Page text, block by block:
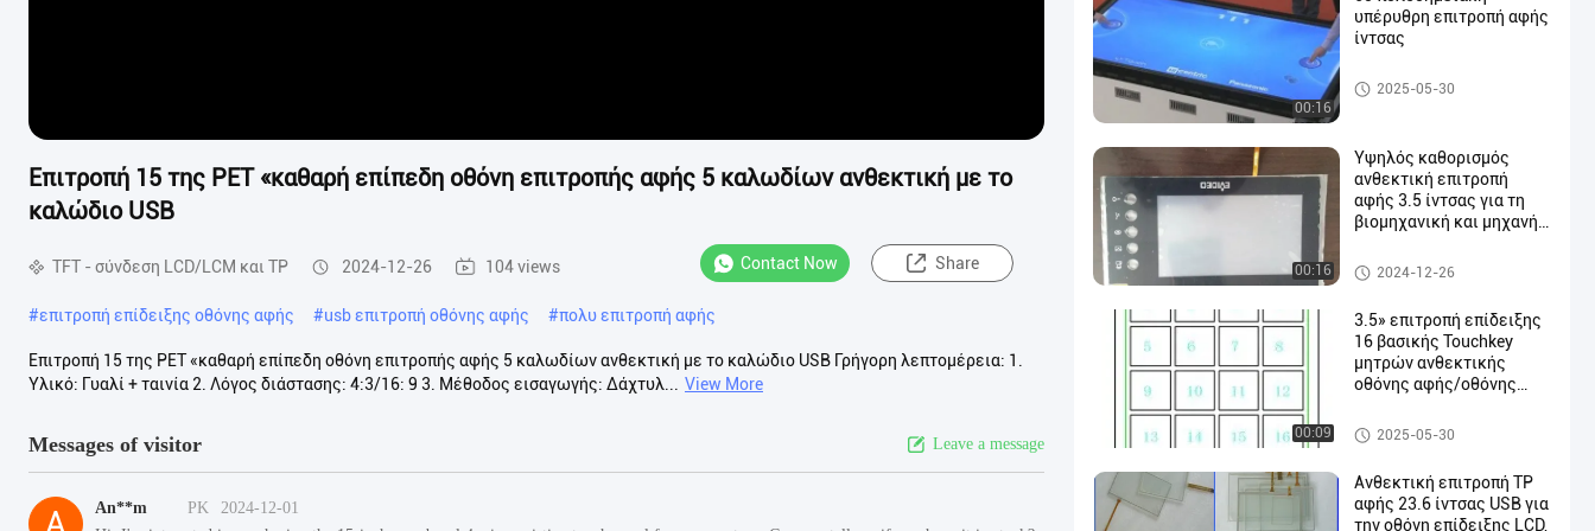
Επιτροπή 15 της PET «καθαρή επίπεδη οθόνη επιτροπής αφής 5 καλωδίων ανθεκτική με το
καλώδιο USB
TFT - σύνδεση LCD/LCM και TP 2024-12-26 104 views Contact Now Share
#επιτροπή επίδειξης οθόνης αφής #usb επιτροπή οθόνης αφής #πολυ επιτροπή αφής
Επιτροπή 15 της PET «καθαρή επίπεδη οθόνη επιτροπής αφής 5 καλωδίων ανθεκτική με το καλώδιο USB Γρήγορη λεπτομέρεια: 1.
Υλικό: Γυαλί + ταινία 2. Λόγος διάστασης: 4:3/16: 9 3. Μέθοδος εισαγωγής: Δάχτυλ... View More
Messages of visitor Leave a message
An**m PK
2024-12-01
00:16
υπέρυθρη επιτροπή αφής
ίντσας
Ανθεκτική επιτροπή αφής
2025-05-30
00:16
Υψηλός καθορισμός
ανθεκτική επιτροπή
αφής 3.5 ίντσας για τη
βιομηχανική και μηχανή
Ανθεκτική επιτροπή αφής
2024-12-26
00:09
3.5» επιτροπή επίδειξης
16 βασικής Touchkey
μητρών ανθεκτικής
οθόνης αφής/οθόνης
Ανθεκτική επιτροπή αφής
2025-05-30
Ανθεκτική επιτροπή TP
αφής 23.6 ίντσας USB για
την οθόνη επίδειξης LCD,